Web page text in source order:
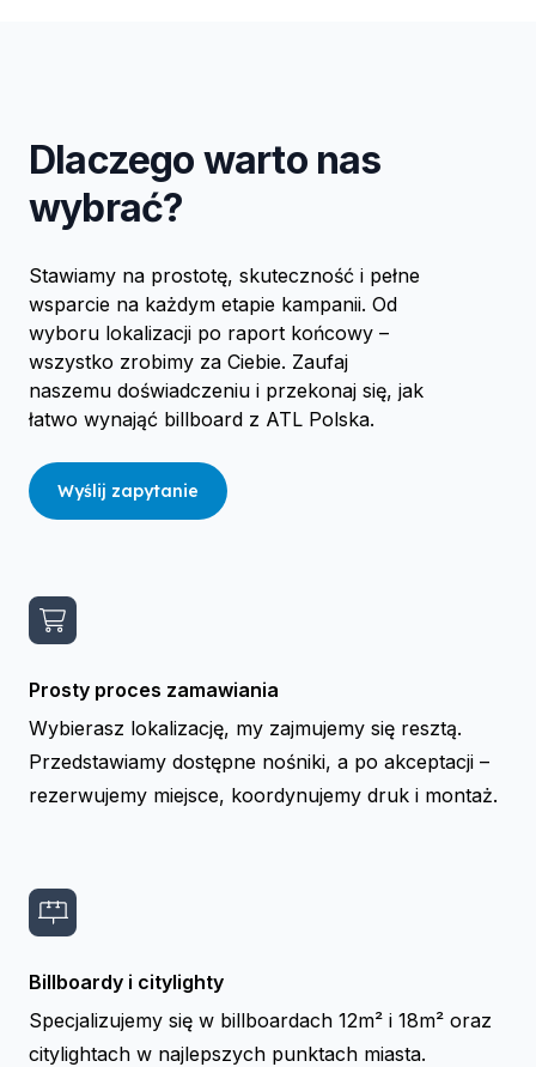
Dlaczego warto nas
wybrać?
Stawiamy na prostotę, skuteczność i pełne
wsparcie na każdym etapie kampanii. Od
wyboru lokalizacji po raport końcowy –
wszystko zrobimy za Ciebie. Zaufaj
naszemu doświadczeniu i przekonaj się, jak
łatwo wynająć billboard z ATL Polska.
Wyślij zapytanie
Prosty proces zamawiania
Wybierasz lokalizację, my zajmujemy się resztą.
Przedstawiamy dostępne nośniki, a po akceptacji –
rezerwujemy miejsce, koordynujemy druk i montaż.
Billboardy i citylighty
Specjalizujemy się w billboardach 12m² i 18m² oraz
citylightach w najlepszych punktach miasta.